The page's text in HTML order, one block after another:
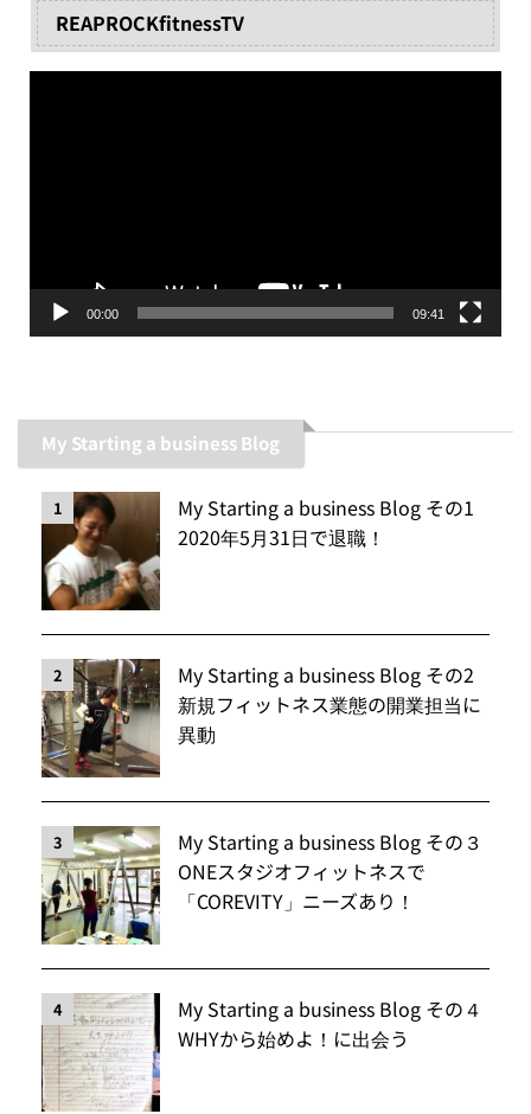
REAPROCKfitnessTV
00:00 09:41
My Starting a business Blog
1
My Starting a business Blog その1
2020年5月31日で退職！
2
My Starting a business Blog その2
新規フィットネス業態の開業担当に
異動
3
My Starting a business Blog その３
ONEスタジオフィットネスで
「COREVITY」ニーズあり！
4
My Starting a business Blog その４
WHYから始めよ！に出会う